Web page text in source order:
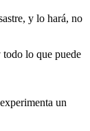
y lo hará, no
todo lo que puede
un